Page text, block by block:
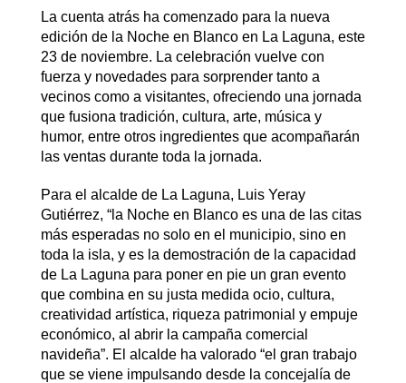
La cuenta atrás ha comenzado para la nueva
edición de la Noche en Blanco en La Laguna, este
23 de noviembre. La celebración vuelve con
fuerza y novedades para sorprender tanto a
vecinos como a visitantes, ofreciendo una jornada
que fusiona tradición, cultura, arte, música y
humor, entre otros ingredientes que acompañarán
las ventas durante toda la jornada.
Para el alcalde de La Laguna, Luis Yeray
Gutiérrez, “la Noche en Blanco es una de las citas
más esperadas no solo en el municipio, sino en
toda la isla, y es la demostración de la capacidad
de La Laguna para poner en pie un gran evento
que combina en su justa medida ocio, cultura,
creatividad artística, riqueza patrimonial y empuje
económico, al abrir la campaña comercial
navideña”. El alcalde ha valorado “el gran trabajo
que se viene impulsando desde la concejalía de